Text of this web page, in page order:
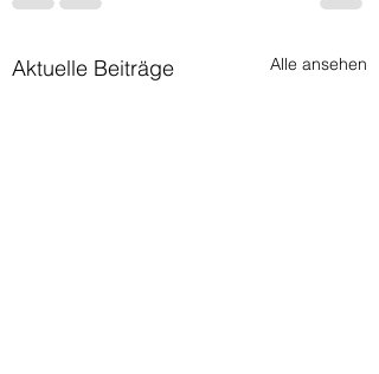
Aktuelle Beiträge Alle ansehen